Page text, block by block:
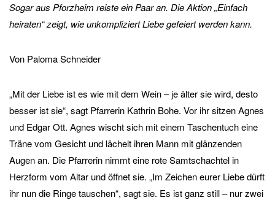
Sogar aus Pforzheim reiste ein Paar an. Die Aktion „Einfach
heiraten“ zeigt, wie unkompliziert Liebe gefeiert werden kann.
Von Paloma Schneider
„Mit der Liebe ist es wie mit dem Wein – je älter sie wird, desto
besser ist sie“, sagt Pfarrerin Kathrin Bohe. Vor ihr sitzen Agnes
und Edgar Ott. Agnes wischt sich mit einem Taschentuch eine
Träne vom Gesicht und lächelt ihren Mann mit glänzenden
Augen an. Die Pfarrerin nimmt eine rote Samtschachtel in
Herzform vom Altar und öffnet sie. „Im Zeichen eurer Liebe dürft
ihr nun die Ringe tauschen“, sagt sie. Es ist ganz still – nur zwei